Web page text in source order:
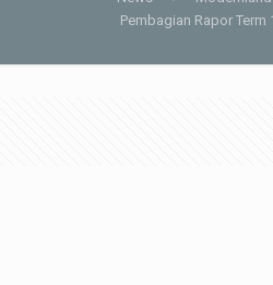
Pembagian Rapor